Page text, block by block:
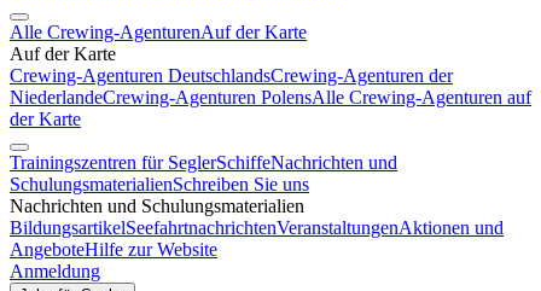
Alle Crewing-AgenturenAuf der Karte
Auf der Karte
Crewing-Agenturen DeutschlandsCrewing-Agenturen der
NiederlandeCrewing-Agenturen PolensAlle Crewing-Agenturen auf
der Karte
Trainingszentren für SeglerSchiffeNachrichten und
SchulungsmaterialienSchreiben Sie uns
Nachrichten und Schulungsmaterialien
BildungsartikelSeefahrtnachrichtenVeranstaltungenAktionen und
AngeboteHilfe zur Website
Anmeldung